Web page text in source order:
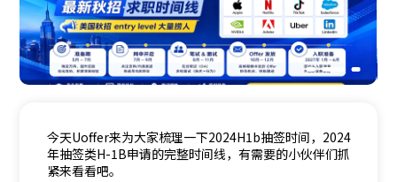
今天Uoffer来为大家梳理一下2024H1b抽签时间，2024
年抽签类H-1B申请的完整时间线，有需要的小伙伴们抓
紧来看看吧。